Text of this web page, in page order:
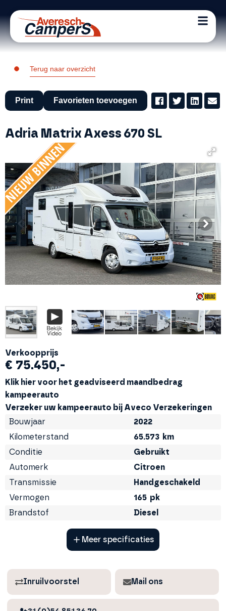
Terug naar overzicht
Print Favorieten toevoegen
Adria Matrix Axess 670 SL
Verkoopprijs
€ 75.450,-
Klik hier voor het geadviseerd maandbedrag
kampeerauto
Verzeker uw kampeerauto bij Aveco Verzekeringen
Bouwjaar
2022
Kilometerstand
65.573 km
Conditie
Gebruikt
Automerk
Citroen
Transmissie
Handgeschakeld
Vermogen
165 pk
Brandstof
Diesel
Meer specificaties
Inruilvoorstel Mail ons